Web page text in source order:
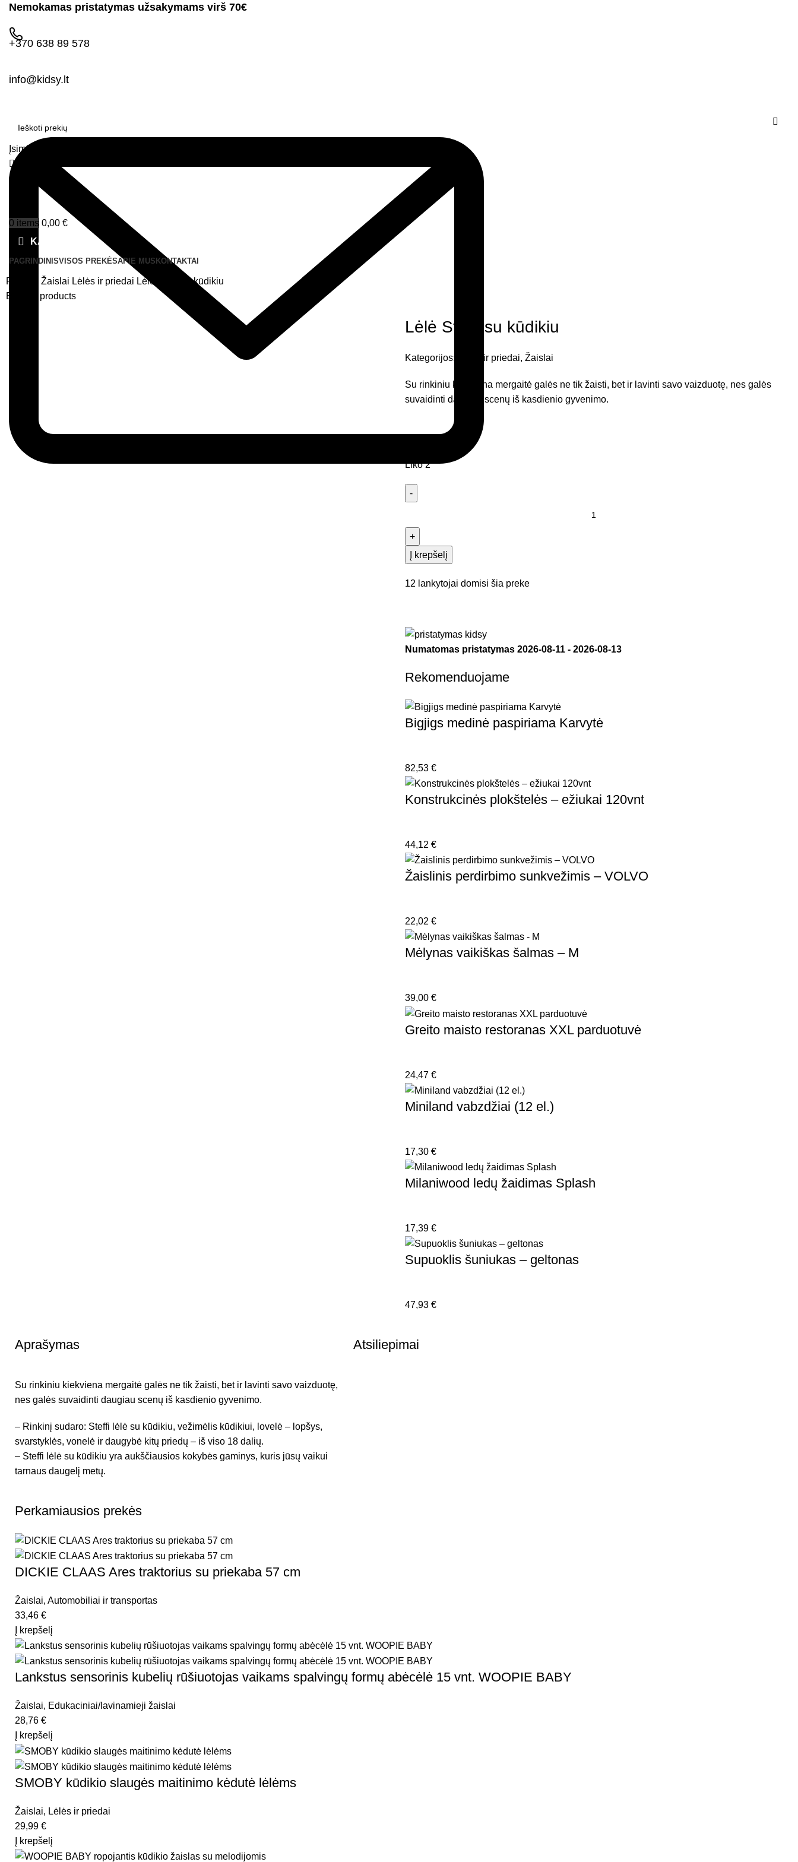
Nemokamas pristatymas užsakymams virš 70€
+370 638 89 578
info@kidsy.lt
Įsimintos prekės
0
0 items 0,00 €
KATEGORIJOS
PAGRINDINISVISOS PREKĖSAPIE MUS KONTAKTAI
PradžiaŽaislai Lėlės ir priedai Lėlė Steffi su kūdikiu
Back to products
Lėlė Steffi su kūdikiu
Kategorijos: Lėlės ir priedai, Žaislai
Su rinkiniu kiekviena mergaitė galės ne tik žaisti, bet ir lavinti savo vaizduotę, nes galės
suvaidinti daugiau scenų iš kasdienio gyvenimo.
Liko 2
Į krepšelį
12 lankytojai domisi šia preke
Numatomas pristatymas 2026-08-11 - 2026-08-13
Rekomenduojame
Bigjigs medinė paspiriama Karvytė
82,53 €
Konstrukcinės plokštelės – ežiukai 120vnt
44,12 €
Žaislinis perdirbimo sunkvežimis – VOLVO
22,02 €
Mėlynas vaikiškas šalmas – M
39,00 €
Greito maisto restoranas XXL parduotuvė
24,47 €
Miniland vabzdžiai (12 el.)
17,30 €
Milaniwood ledų žaidimas Splash
17,39 €
Supuoklis šuniukas – geltonas
47,93 €
Aprašymas
Su rinkiniu kiekviena mergaitė galės ne tik žaisti, bet ir lavinti savo vaizduotę,
nes galės suvaidinti daugiau scenų iš kasdienio gyvenimo.
– Rinkinį sudaro: Steffi lėlė su kūdikiu, vežimėlis kūdikiui, lovelė – lopšys,
svarstyklės, vonelė ir daugybė kitų priedų – iš viso 18 dalių.
– Steffi lėlė su kūdikiu yra aukščiausios kokybės gaminys, kuris jūsų vaikui
tarnaus daugelį metų.
Atsiliepimai
Perkamiausios prekės
DICKIE CLAAS Ares traktorius su priekaba 57 cm
Žaislai, Automobiliai ir transportas
33,46 €
Į krepšelį
Lankstus sensorinis kubelių rūšiuotojas vaikams spalvingų formų abėcėlė 15 vnt. WOOPIE BABY
Žaislai, Edukaciniai/lavinamieji žaislai
28,76 €
Į krepšelį
SMOBY kūdikio slaugės maitinimo kėdutė lėlėms
Žaislai, Lėlės ir priedai
29,99 €
Į krepšelį